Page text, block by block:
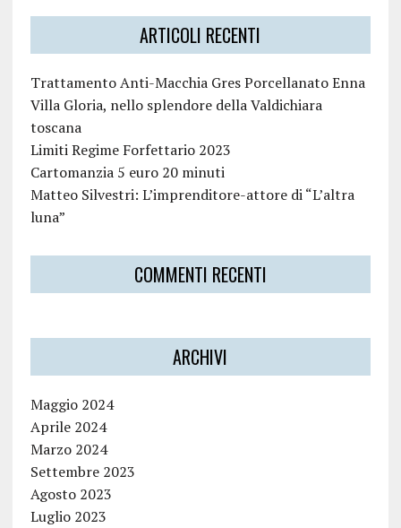
ARTICOLI RECENTI
Trattamento Anti-Macchia Gres Porcellanato Enna
Villa Gloria, nello splendore della Valdichiara
toscana
Limiti Regime Forfettario 2023
Cartomanzia 5 euro 20 minuti
Matteo Silvestri: L’imprenditore-attore di “L’altra
luna”
COMMENTI RECENTI
ARCHIVI
Maggio 2024
Aprile 2024
Marzo 2024
Settembre 2023
Agosto 2023
Luglio 2023